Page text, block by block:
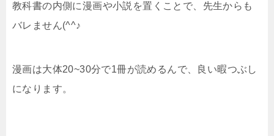
教科書の内側に漫画や小説を置くことで、先生からも
バレません(^^♪
漫画は大体20~30分で1冊が読めるんで、良い暇つぶし
になります。